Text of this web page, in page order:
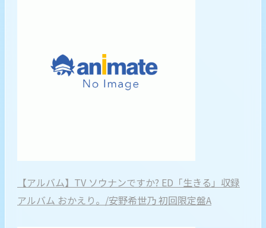
【アルバム】TV ソウナンですか? ED「生きる」収録
アルバム おかえり。/安野希世乃 初回限定盤A